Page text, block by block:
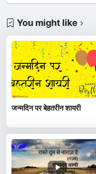
You might like
जन्मदिन पर बेहतरीन शायरी